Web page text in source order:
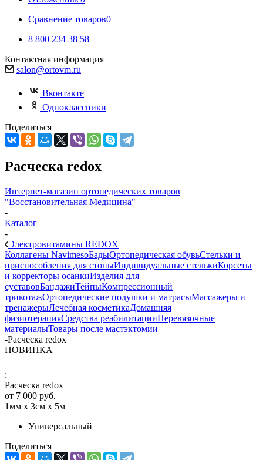
Сравнение товаров0
8 800 234 38 58
Контактная информация
salon@ortovm.ru
Вконтакте
Одноклассники
Поделиться
Расческа redox
Интернет-магазин ортопедических товаров
"Восстановительная Медицина"
-
Каталог
-
Электровитамины REDOX
Коллагены NavimesoБадыОртопедическая обувьСтельки и
приспособления для стопыИндивидуальные стелькиКорсеты
и корректоры осанкиИзделия для
суставовБандажиТейпыКомпрессионный
трикотажОртопедические подушки и матрасыМассажеры и
тренажерыЛечебная косметикаДомашняя
физиотерапияСредства реабилитацииПеревязочные
материалыТовары после мастэктомии
-Расческа redox
НОВИНКА
:
Расческа redox
от 7 000 руб.
1мм х 3см х 5м
Универсальный
Поделиться